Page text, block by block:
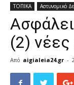
ΤΟΠΙΚΑ Αστυνομικό
(2)
Από aigialeia24.gr -